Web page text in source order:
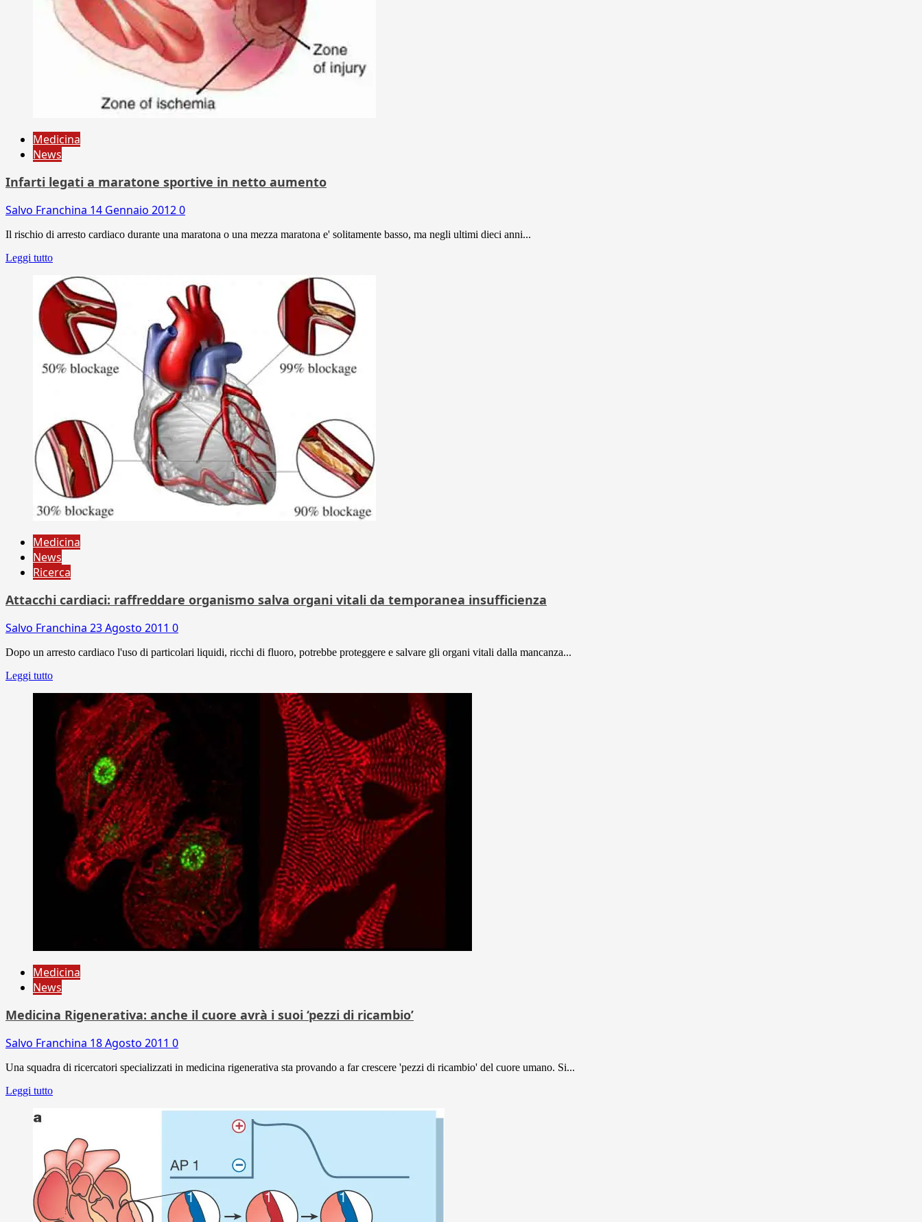
Medicina
News
Infarti legati a maratone sportive in netto aumento
Salvo Franchina 14 Gennaio 20120
Il rischio di arresto cardiaco durante una maratona o una mezza maratona e' solitamente basso, ma negli ultimi dieci anni...
Leggi tutto
Medicina
News
Ricerca
Attacchi cardiaci: raffreddare organismo salva organi vitali da temporanea insufficienza
Salvo Franchina 23 Agosto 2011 0
Dopo un arresto cardiaco l'uso di particolari liquidi, ricchi di fluoro, potrebbe proteggere e salvare gli organi vitali dalla mancanza...
Leggi tutto
Medicina
News
Medicina Rigenerativa: anche il cuore avrà i suoi ‘pezzi di ricambio’
Salvo Franchina 18 Agosto 2011 0
Una squadra di ricercatori specializzati in medicina rigenerativa sta provando a far crescere 'pezzi di ricambio' del cuore umano. Si...
Leggi tutto